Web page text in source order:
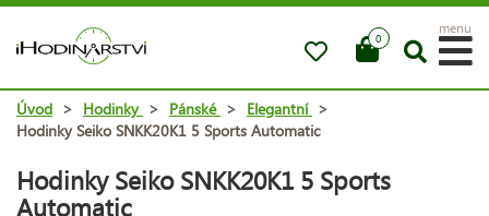
0
menu
Úvod > Hodinky > Pánské > Elegantní >
Hodinky Seiko SNKK20K1 5 Sports Automatic
Hodinky Seiko SNKK20K1 5 Sports
Automatic